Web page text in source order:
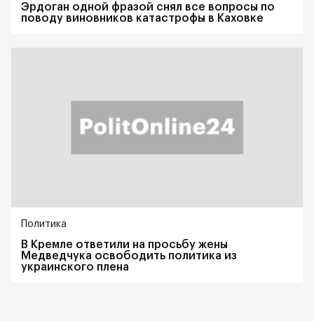
Эрдоган одной фразой снял все вопросы по
поводу виновников катастрофы в Каховке
Политика
В Кремле ответили на просьбу жены
Медведчука освободить политика из
украинского плена